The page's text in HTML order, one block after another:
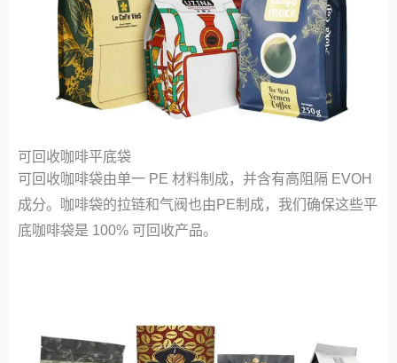
可回收咖啡平底袋
可回收咖啡袋由单一 PE 材料制成，并含有高阻隔 EVOH
成分。咖啡袋的拉链和气阀也由PE制成，我们确保这些平
底咖啡袋是 100% 可回收产品。